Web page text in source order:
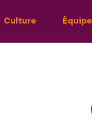
Culture Équipe